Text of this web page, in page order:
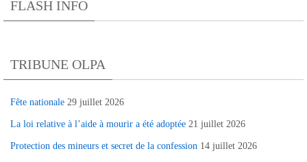
FLASH INFO
TRIBUNE OLPA
Fête nationale 29 juillet 2026
La loi relative à l’aide à mourir a été adoptée 21 juillet 2026
Protection des mineurs et secret de la confession 14 juillet 2026